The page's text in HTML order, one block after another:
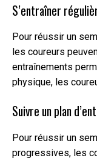
S’entraîner
Pour réussir un
les coureurs
entraînements
physique, les
Suivre un plan
Pour réussir un
progressives, les